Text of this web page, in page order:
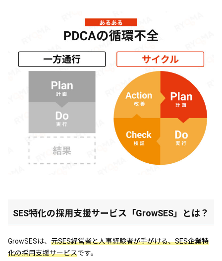
SES特化の採用支援サービス「GrowSES」とは？
GrowSESは、 元SES経営者と人事経験者が手がける、SES企業特
化の採用支援サービスです。